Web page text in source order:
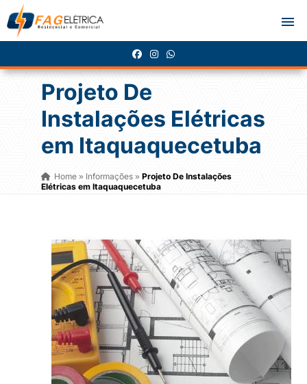
Projeto De
Instalações Elétricas
em Itaquaquecetuba
Home» Informações » Projeto De Instalações
Elétricas em Itaquaquecetuba